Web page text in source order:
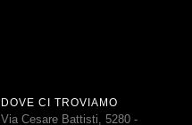
DOVE CI TROVIAMO
Via Cesare Battisti, 5280 -